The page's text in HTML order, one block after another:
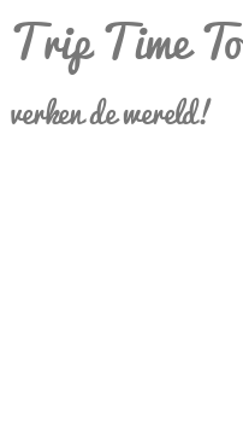
Trip Time To
verken de wereld!